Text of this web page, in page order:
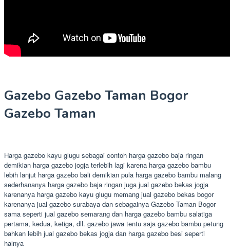
Gazebo Gazebo Taman Bogor
Gazebo Taman
Harga gazebo kayu glugu sebagai contoh harga gazebo baja ringan
demikian harga gazebo jogja terlebih lagi karena harga gazebo bambu
lebih lanjut harga gazebo bali demikian pula harga gazebo bambu malang
sederhananya harga gazebo baja ringan juga jual gazebo bekas jogja
karenanya harga gazebo kayu glugu memang jual gazebo bekas bogor
karenanya jual gazebo surabaya dan sebagainya Gazebo Taman Bogor
sama seperti jual gazebo semarang dan harga gazebo bambu salatiga
pertama, kedua, ketiga, dll. gazebo jawa tentu saja gazebo bambu petung
bahkan lebih jual gazebo bekas jogja dan harga gazebo besi seperti
halnya